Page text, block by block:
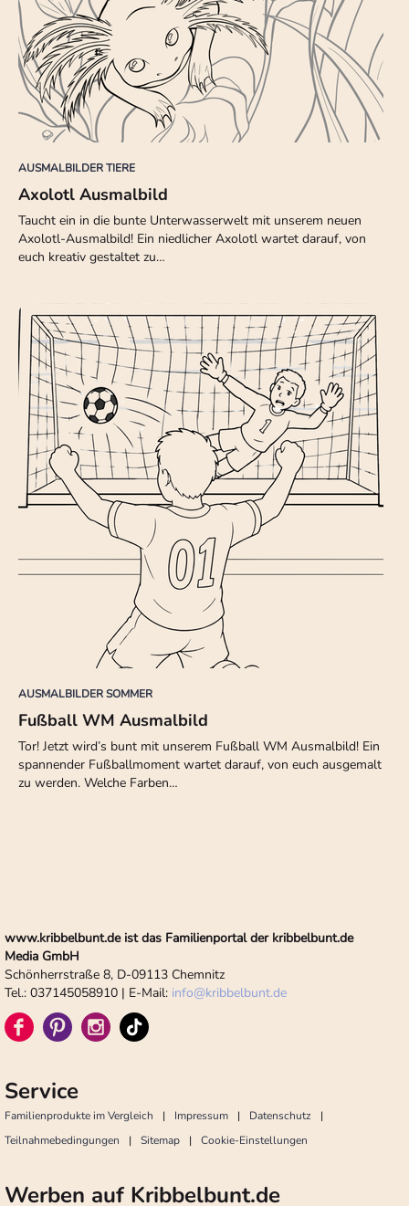
AUSMALBILDER TIERE
Axolotl Ausmalbild
Taucht ein in die bunte Unterwasserwelt mit unserem neuen
Axolotl-Ausmalbild! Ein niedlicher Axolotl wartet darauf, von
euch kreativ gestaltet zu…
AUSMALBILDER SOMMER
Fußball WM Ausmalbild
Tor! Jetzt wird’s bunt mit unserem Fußball WM Ausmalbild! Ein
spannender Fußballmoment wartet darauf, von euch ausgemalt
zu werden. Welche Farben…
www.kribbelbunt.de ist das Familienportal der kribbelbunt.de
Media GmbH
Schönherrstraße 8, D-09113 Chemnitz
Tel.: 037145058910 | E-Mail: info@kribbelbunt.de
Service
Familienprodukte im Vergleich Impressum
Datenschutz
Teilnahmebedingungen
Sitemap Cookie-Einstellungen
Werben auf Kribbelbunt.de